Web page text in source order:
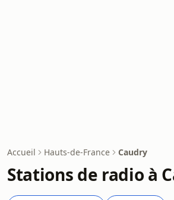
Accueil Hauts-de-France Caudry
Stations de radio à